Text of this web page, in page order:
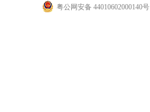
粤公网安备 44010602000140号